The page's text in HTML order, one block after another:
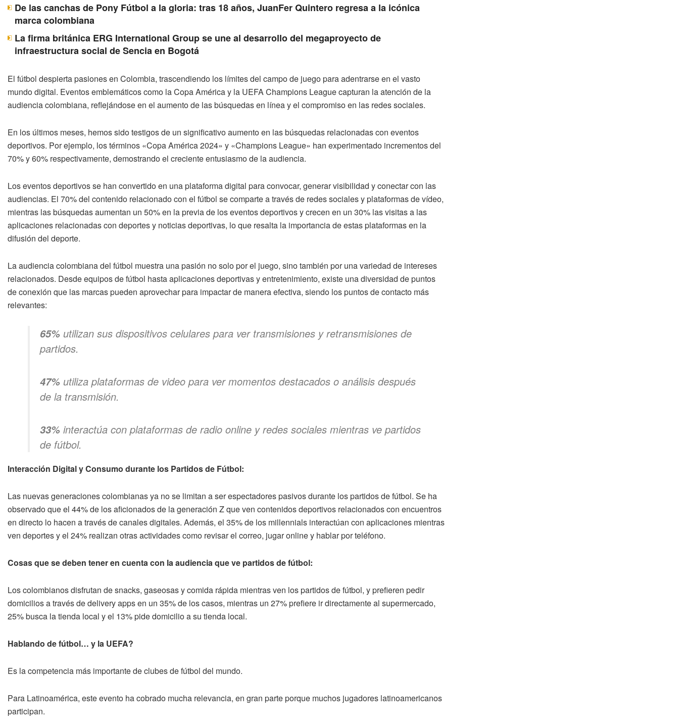
De las canchas de Pony Fútbol a la gloria: tras 18 años, JuanFer Quintero regresa a la icónica
marca colombiana
La firma británica ERG International Group se une al desarrollo del megaproyecto de
infraestructura social de Sencia en Bogotá
El fútbol despierta pasiones en Colombia, trascendiendo los límites del campo de juego para adentrarse en el vasto
mundo digital. Eventos emblemáticos como la Copa América y la UEFA Champions League capturan la atención de la
audiencia colombiana, reflejándose en el aumento de las búsquedas en línea y el compromiso en las redes sociales.
En los últimos meses, hemos sido testigos de un significativo aumento en las búsquedas relacionadas con eventos
deportivos. Por ejemplo, los términos «Copa América 2024» y «Champions League» han experimentado incrementos del
70% y 60% respectivamente, demostrando el creciente entusiasmo de la audiencia.
Los eventos deportivos se han convertido en una plataforma digital para convocar, generar visibilidad y conectar con las
audiencias. El 70% del contenido relacionado con el fútbol se comparte a través de redes sociales y plataformas de vídeo,
mientras las búsquedas aumentan un 50% en la previa de los eventos deportivos y crecen en un 30% las visitas a las
aplicaciones relacionadas con deportes y noticias deportivas, lo que resalta la importancia de estas plataformas en la
difusión del deporte.
La audiencia colombiana del fútbol muestra una pasión no solo por el juego, sino también por una variedad de intereses
relacionados. Desde equipos de fútbol hasta aplicaciones deportivas y entretenimiento, existe una diversidad de puntos
de conexión que las marcas pueden aprovechar para impactar de manera efectiva, siendo los puntos de contacto más
relevantes:
65% utilizan sus dispositivos celulares para ver transmisiones y retransmisiones de
partidos.
47% utiliza plataformas de video para ver momentos destacados o análisis después
de la transmisión.
33% interactúa con plataformas de radio online y redes sociales mientras ve partidos
de fútbol.
Interacción Digital y Consumo durante los Partidos de Fútbol:
Las nuevas generaciones colombianas ya no se limitan a ser espectadores pasivos durante los partidos de fútbol. Se ha
observado que el 44% de los aficionados de la generación Z que ven contenidos deportivos relacionados con encuentros
en directo lo hacen a través de canales digitales. Además, el 35% de los millennials interactúan con aplicaciones mientras
ven deportes y el 24% realizan otras actividades como revisar el correo, jugar online y hablar por teléfono.
Cosas que se deben tener en cuenta con la audiencia que ve partidos de fútbol:
Los colombianos disfrutan de snacks, gaseosas y comida rápida mientras ven los partidos de fútbol, y prefieren pedir
domicilios a través de delivery apps en un 35% de los casos, mientras un 27% prefiere ir directamente al supermercado,
25% busca la tienda local y el 13% pide domicilio a su tienda local.
Hablando de fútbol… y la UEFA?
Es la competencia más importante de clubes de fútbol del mundo.
Para Latinoamérica, este evento ha cobrado mucha relevancia, en gran parte porque muchos jugadores latinoamericanos
participan.